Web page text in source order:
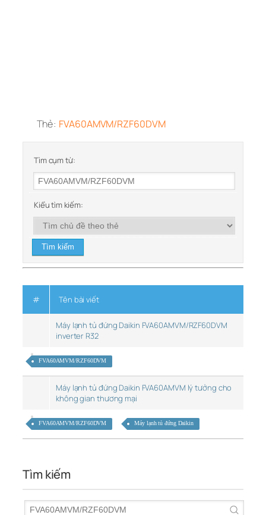
Thẻ: FVA60AMVM/RZF60DVM
Tìm cụm từ:
Kiểu tìm kiếm:
# Tên bài viết
Máy lạnh tủ đứng Daikin FVA60AMVM/RZF60DVM
inverter R32
FVA60AMVM/RZF60DVM
Máy lạnh tủ đứng Daikin FVA60AMVM lý tưởng cho
không gian thương mại
FVA60AMVM/RZF60DVM Máy lạnh tủ đứng Daikin
Tìm kiếm